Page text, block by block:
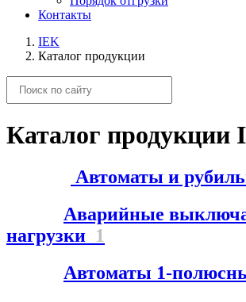
Контакты
IEK
Каталог продукции
Каталог продукции
Автоматы и
Аварийные
нагрузки 1
Автоматы 1-